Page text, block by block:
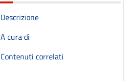
Descrizione
A cura di
Contenuti correlati